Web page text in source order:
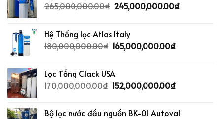
265,000,000.00₫ 245,000,000.00₫
Hệ Thống lọc Atlas Italy
180,000,000.00₫ 165,000,000.00₫
Lọc Tổng Clack USA
170,000,000.00₫ 152,000,000.00₫
Bộ lọc nước đầu nguồn BK-01 Autoval